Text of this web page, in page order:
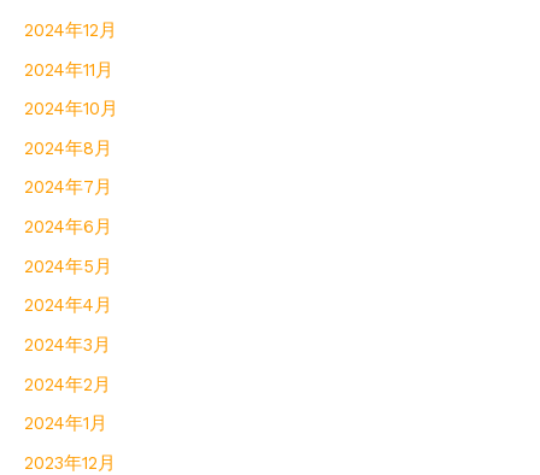
2024年12月
2024年11月
2024年10月
2024年8月
2024年7月
2024年6月
2024年5月
2024年4月
2024年3月
2024年2月
2024年1月
2023年12月